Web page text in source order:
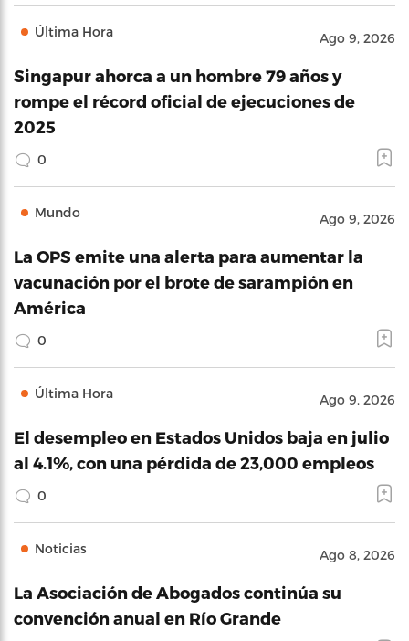
Última Hora Ago 9, 2026
Singapur ahorca a un hombre 79 años y
rompe el récord oficial de ejecuciones de
2025
0
Mundo Ago 9, 2026
La OPS emite una alerta para aumentar la
vacunación por el brote de sarampión en
América
0
Última Hora Ago 9, 2026
El desempleo en Estados Unidos baja en julio
al 4.1%, con una pérdida de 23,000 empleos
0
Noticias Ago 8, 2026
La Asociación de Abogados continúa su
convención anual en Río Grande